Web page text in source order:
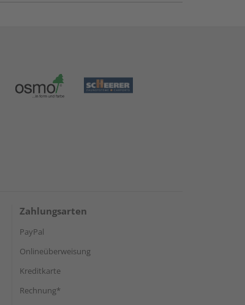
Zahlungsarten
PayPal
Onlineüberweisung
Kreditkarte
Rechnung*